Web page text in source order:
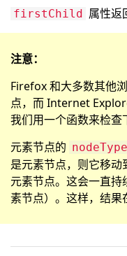
firstChild 属性返
注意：
Firefox 和大多数其他
点，而 Internet
我们用一个函数来检查
元素节点的 nodeType
是元素节点，则它移
元素节点。这会一直
素节点）。这样，结果